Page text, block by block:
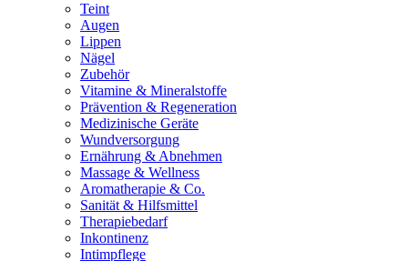
Teint
Augen
Lippen
Nägel
Zubehör
Vitamine & Mineralstoffe
Prävention & Regeneration
Medizinische Geräte
Wundversorgung
Ernährung & Abnehmen
Massage & Wellness
Aromatherapie & Co.
Sanität & Hilfsmittel
Therapiebedarf
Inkontinenz
Intimpflege